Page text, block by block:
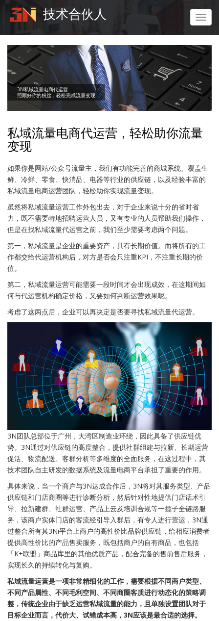
技术合伙人
3N私域流量电商代运营
照顾好你的粉丝，轻松完成流量变现
私域流量电商代运营，轻松助你流量
变现
如果你是网站/公众号流量主，我们有功能完善的商城系统、覆盖生
鲜、冷鲜、零食、快消品、电器等行业的供应链，以及经验丰富的
私域流量电商运营团队，轻松助你实现流量变现。
虽然将私域流量运营工作外包出去，对于企业来说十分的省时省
力，既不需要特地招聘运营人员，又有专业的人员帮助我们操作，
但是在找私域流量代运营之前，我们至少需要考虑两个问题。
第一，私域流量是企业的重要资产，具有长期价值。而将所有的工
作都交给代运营机构后，对方是否会只注重KPI，不注重长期的价
值。
第二，私域流量运营可能需要一段时间才会出现成效，在这期间如
何与代运营机构确定价格，又要如何判断运营效果呢。
考虑了这两点后，企业可以再决定是否要寻找私域流量代运营。
3N团队总部位于广州，大湾区制造业环绕，因此具备了供应链优
势。3N通过对供应链的高度整合，提供社群组建与拉新、长期运营
促活、物流配送、客群分析等多维度的全面服务，在这过程中，其
技术团队自主研发的数据系统及流量电商平台承担了重要的作用。
具体来说，当一个商户与3N达成合作后，3N将对其服务类型、产品
供应链和门店商圈等进行诊断分析，然后针对性地提供门店话术引
导、拉新建群、社群运营、产品上云及培训合规等一揽子全链路服
务，该商户实体门店的客流经引导入群后，有专人进行营运，3N通
过整合所有其3Ni平台上商户的高性价比品牌供应链，给相应消费者
提供高性价比的产品售卖服务，既包括商户的自有商品，也包括
「K+联盟」商品库里的其他优质产品，配合完备的售前售后服务，
实现长久的持续转化与复购。
私域流量运营是一项非常精细化的工作，需要根据不同商户类型、
不同产品属性、不同毛利空间、不同商圈客质进行动态化的策略调
整，传统企业由于缺乏运营私域流量的能力，且单独设置团队对于
目标企业而言，代价大、试错成本高，3N应该是最合适的选择。